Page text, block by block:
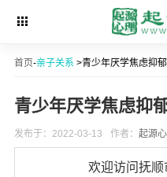
首页-亲子关系 >青少年厌学焦虑抑
青少年厌学焦虑抑
发布于：2022-03-13 作者： 起源
欢迎访问抚